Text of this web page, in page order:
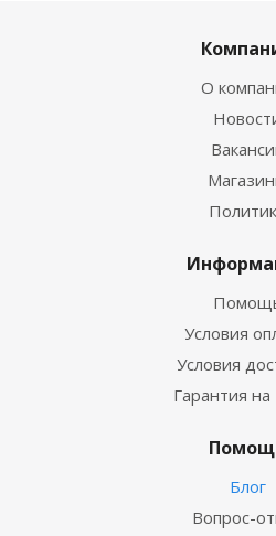
О
Условия
Условия
Гарантия на
Блог
Вопрос-